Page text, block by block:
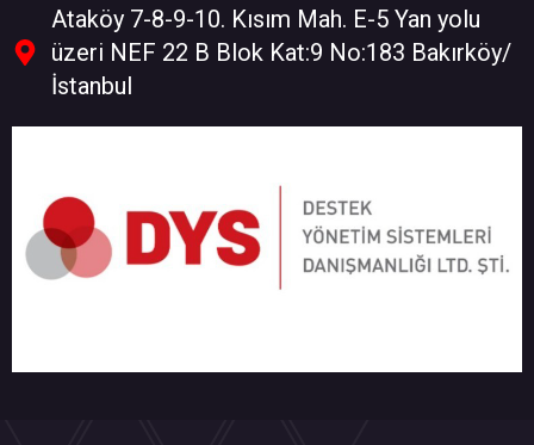
Ataköy 7-8-9-10. Kısım Mah. E-5 Yan yolu
üzeri NEF 22 B Blok Kat:9 No:183 Bakırköy/
İstanbul